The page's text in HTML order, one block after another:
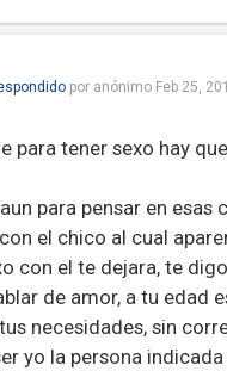
por anónimo Feb 25,
para tener sexo hay
para pensar en
el chico al cual
con el te dejara, te
de amor, a tu edad
necesidades, sin
yo la persona